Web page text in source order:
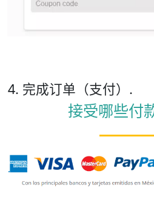
4. 完成订单（支付）.
接受哪些付